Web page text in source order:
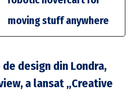
moving stuff anywhere
design din Londra,
a lansat „Creative